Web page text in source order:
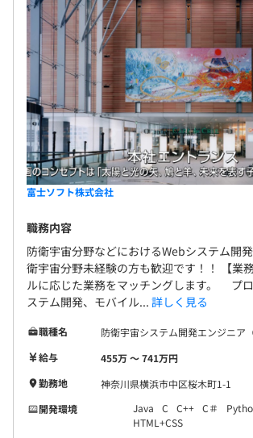
富士ソフト株式会社
職務内容
防衛宇宙分野などにおけるWebシステム開
衛宇宙分野未経験の方も歓迎です！！ 【
ルに応じた業務をマッチングします。 プ
ステム開発、モバイル... 詳しく見る
職種名
防衛宇宙システム開発エンジニア
給与
455万 〜 741万円
勤務地
神奈川県横浜市中区桜木町1-1
開発環境
Java C C++ C＃
HTML+CSS